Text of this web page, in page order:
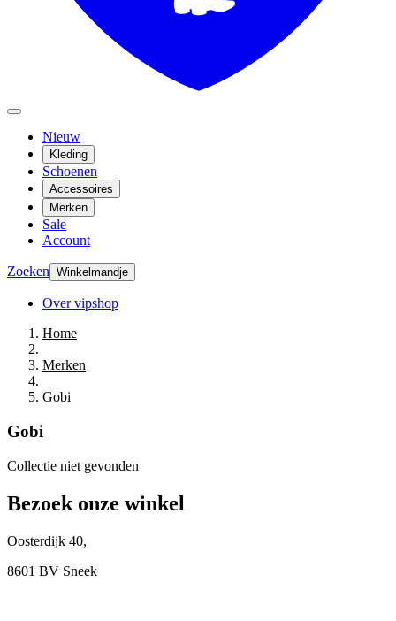
Nieuw
Kleding
Schoenen
Accessoires
Merken
Sale
Account
Zoeken Winkelmandje
Over vipshop
Home
Merken
Gobi
Gobi
Collectie niet gevonden
Bezoek onze winkel
Oosterdijk 40,
8601 BV Sneek